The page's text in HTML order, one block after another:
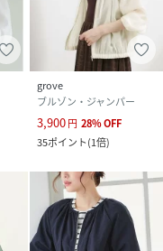
grove
ブルゾン・ジャンパー
3,900円 28%OFF
35ポイント(1倍)